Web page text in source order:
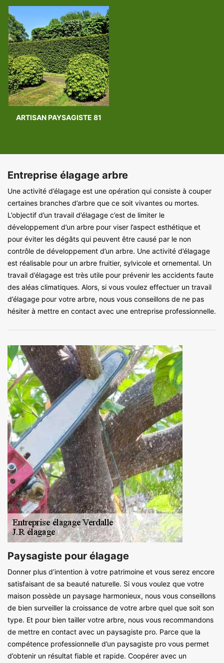
ARTISAN PAYSAGISTE 81
Entreprise élagage arbre
Une activité d’élagage est une opération qui consiste à couper
certaines branches d’arbre que ce soit vivantes ou mortes.
L’objectif d’un travail d’élagage c’est de limiter le
développement d’un arbre pour viser l’aspect esthétique et
pour éviter les dégâts qui peuvent être causé par le non
contrôle de développement d’un arbre. Une activité d’élagage
est réalisable pour un arbre fruitier, sylvicole et ornemental. Un
travail d’élagage est très utile pour prévenir les accidents faute
des aléas climatiques. Alors, si vous voulez effectuer un travail
d’élagage pour votre arbre, nous vous conseillons de ne pas
hésiter à mettre en contact avec une entreprise professionnelle.
Paysagiste pour élagage
Donner plus d’intention à votre patrimoine et vous serez encore
satisfaisant de sa beauté naturelle. Si vous voulez que votre
maison possède un paysage harmonieux, nous vous conseillons
de bien surveiller la croissance de votre arbre quel que soit son
type. Et pour bien tailler votre arbre, nous vous recommandons
de mettre en contact avec un paysagiste pro. Parce que la
compétence professionnelle d’un paysagiste pro vous permet
d’obtenir un résultat fiable et rapide. Coopérer avec un